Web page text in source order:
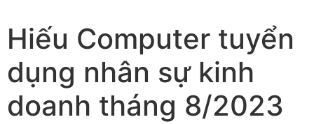
Hiếu Computer tuyển
dụng nhân sự kinh
doanh tháng 8/2023